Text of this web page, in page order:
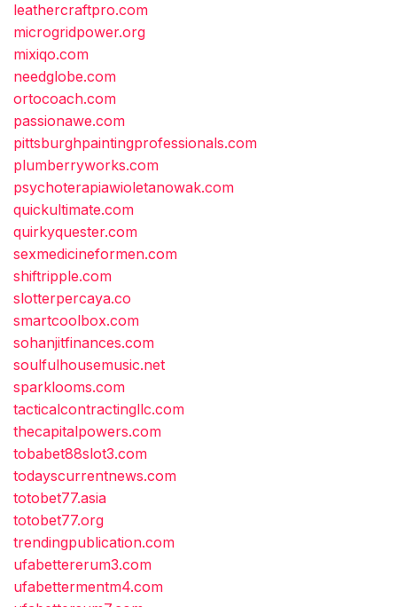
leathercraftpro.com
microgridpower.org
mixiqo.com
needglobe.com
ortocoach.com
passionawe.com
pittsburghpaintingprofessionals.com
plumberryworks.com
psychoterapiawioletanowak.com
quickultimate.com
quirkyquester.com
sexmedicineformen.com
shiftripple.com
slotterpercaya.co
smartcoolbox.com
sohanjitfinances.com
soulfulhousemusic.net
sparklooms.com
tacticalcontractingllc.com
thecapitalpowers.com
tobabet88slot3.com
todayscurrentnews.com
totobet77.asia
totobet77.org
trendingpublication.com
ufabettererum3.com
ufabettermentm4.com